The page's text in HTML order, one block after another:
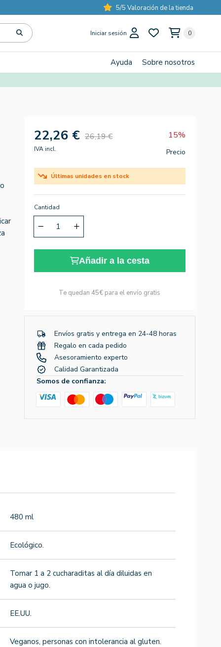
5/5 Valoración de la tienda
Iniciar sesión 0
Ayuda Sobre nosotros
22,26 € 26,19 € 15%
IVA incl. Precio
Últimas unidades en stock
Cantidad
Añadir a la cesta
Te quedan 45€ para el envío gratis
Envíos gratis y entrega en 24-48 horas
Regalo en cada pedido
Asesoramiento experto
Calidad Garantizada
Somos de confianza:
480 ml
Ecológico.
Tomar 1 a 2 cucharaditas al día diluidas en
agua o jugo.
EE.UU.
Veganos, personas con intolerancia al gluten.